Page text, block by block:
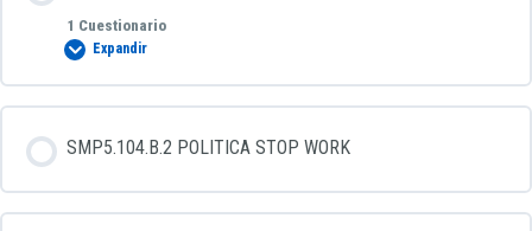
0% COMPLETADO
1 Cuestionario
Expandir
SMP5.104.B.2 POLITICA STOP WORK